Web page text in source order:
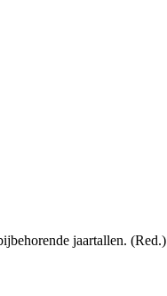
jaartallen. (Red.)